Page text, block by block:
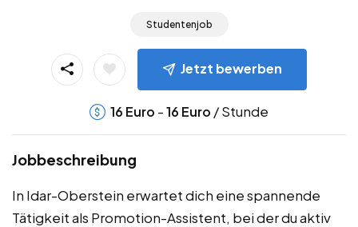
Studentenjob
Jetzt bewerben
16 Euro -16 Euro / Stunde
Jobbeschreibung
In Idar-Oberstein erwartet dich eine spannende
Tätigkeit als Promotion-Assistent, bei der du aktiv